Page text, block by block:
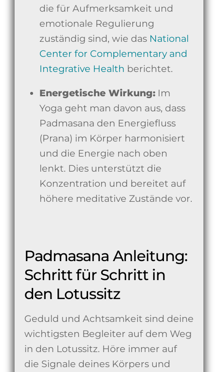
die für Aufmerksamkeit und
emotionale Regulierung
zuständig sind, wie das National
Center for Complementary and
Integrative Health berichtet.
Energetische Wirkung:Im
Yoga geht man davon aus, dass
Padmasana den Energiefluss
(Prana) im Körper harmonisiert
und die Energie nach oben
lenkt. Dies unterstützt die
Konzentration und bereitet auf
höhere meditative Zustände vor.
Padmasana Anleitung:
Schritt für Schritt in
den Lotussitz
Geduld und Achtsamkeit sind deine
wichtigsten Begleiter auf dem Weg
in den Lotussitz. Höre immer auf
die Signale deines Körpers und